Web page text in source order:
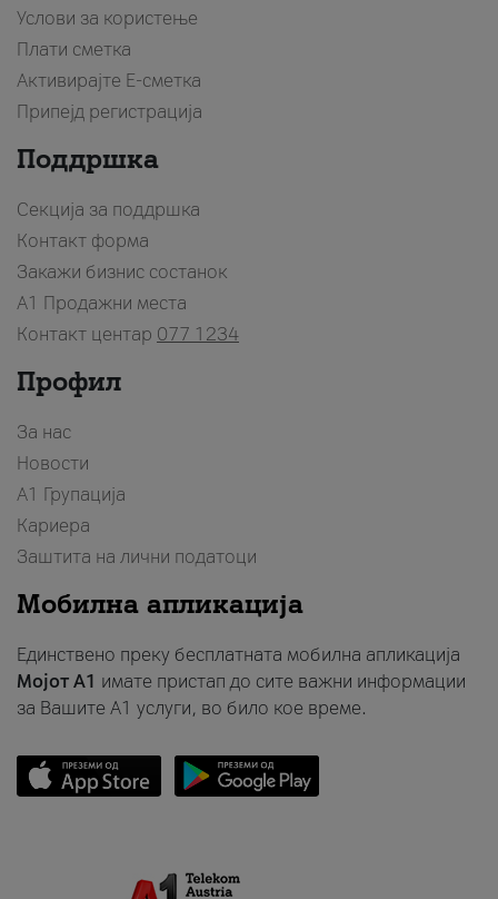
Услови за користење
Плати сметка
Активирајте Е-сметка
Припејд регистрација
Поддршка
Секција за поддршка
Контакт форма
Закажи бизнис состанок
A1 Продажни места
Контакт центар 077 1234
Профил
За нас
Новости
А1 Групација
Кариера
Заштита на лични податоци
Мобилна апликација
Единствено преку бесплатната мобилна апликација
Мојот A1 имате пристап до сите важни информации
за Вашите A1 услуги, во било кое време.